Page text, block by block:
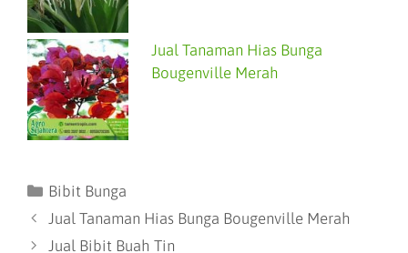
Jual Tanaman Hias Bunga
Bougenville Merah
Bibit Bunga
Jual Tanaman Hias Bunga Bougenville Merah
Jual Bibit Buah Tin